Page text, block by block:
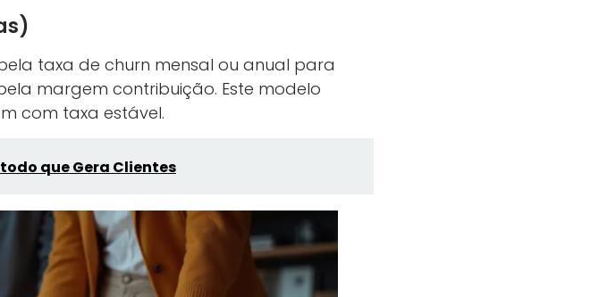
taxa de churn mensal ou anual para
margem contribuição. Este modelo
com taxa estável.
que Gera Clientes